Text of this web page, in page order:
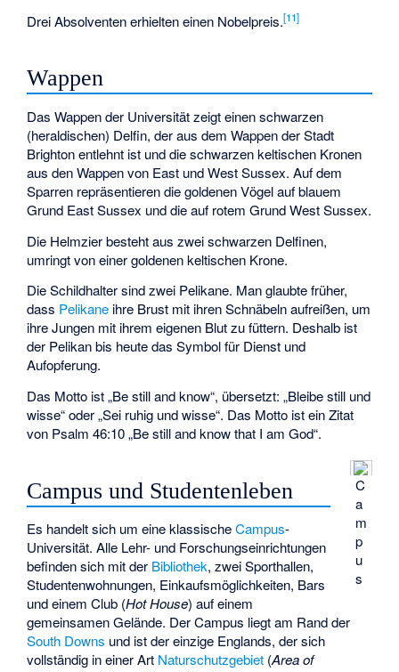
Drei Absolventen erhielten einen Nobelpreis.[11]
Wappen
Das Wappen der Universität zeigt einen schwarzen
(heraldischen) Delfin, der aus dem Wappen der Stadt
Brighton entlehnt ist und die schwarzen keltischen Kronen
aus den Wappen von East und West Sussex. Auf dem
Sparren repräsentieren die goldenen Vögel auf blauem
Grund East Sussex und die auf rotem Grund West Sussex.
Die Helmzier besteht aus zwei schwarzen Delfinen,
umringt von einer goldenen keltischen Krone.
Die Schildhalter sind zwei Pelikane. Man glaubte früher,
dass Pelikane ihre Brust mit ihren Schnäbeln aufreißen, um
ihre Jungen mit ihrem eigenen Blut zu füttern. Deshalb ist
der Pelikan bis heute das Symbol für Dienst und
Aufopferung.
Das Motto ist „Be still and know“, übersetzt: „Bleibe still und
wisse“ oder „Sei ruhig und wisse“. Das Motto ist ein Zitat
von Psalm 46:10 „Be still and know that I am God“.
C
a
m
p
u
s
Campus und Studentenleben
Es handelt sich um eine klassischeCampus-
Universität. Alle Lehr- und Forschungseinrichtungen
befinden sich mit der Bibliothek, zwei Sporthallen,
Studentenwohnungen, Einkaufsmöglichkeiten, Bars
und einem Club (Hot House) auf einem
gemeinsamen Gelände. Der Campus liegt am Rand der
South Downs und ist der einzige Englands, der sich
vollständig in einer Art Naturschutzgebiet (Area of